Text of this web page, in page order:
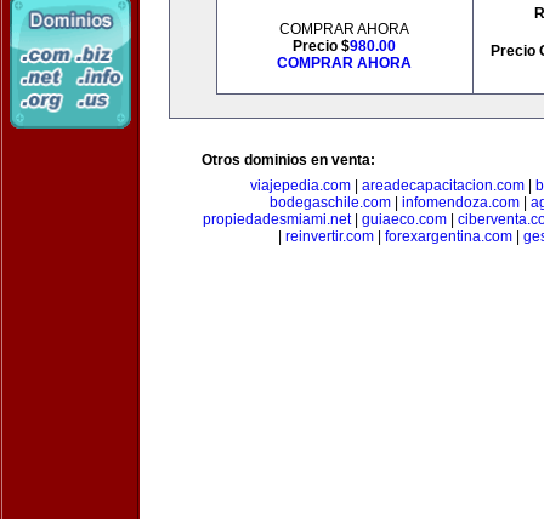
COMPRAR AHORA
Precio $980.00
COMPRAR AHORA
Precio
Otros dominios en venta:
viajepedia.com| areadecapacitacion.com|
bodegaschile.com| infomendoza.com|
propiedadesmiami.net| guiaeco.com|
reinvertir.com| forexargentina.com|